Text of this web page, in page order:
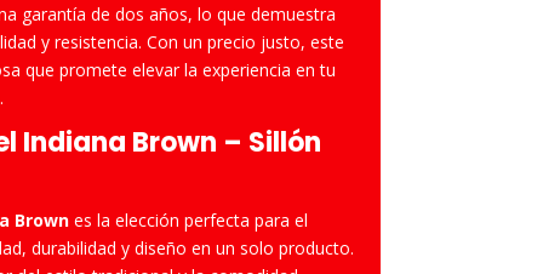
garantía de dos años, lo que demuestra
y resistencia. Con un precio justo, este
que promete elevar la experiencia en tu
Indiana Brown – Sillón
Brownes la elección perfecta para el
durabilidad y diseño en un solo producto.